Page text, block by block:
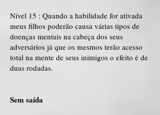
Nível 15 : Quando a habilidade for ativada
meus filhos poderão causa várias tipos de
doenças mentais na cabeça dos seus
adversários já que os mesmos terão acesso
total na mente de seus inimigos o efeito é de
duas rodadas.
Sem saída